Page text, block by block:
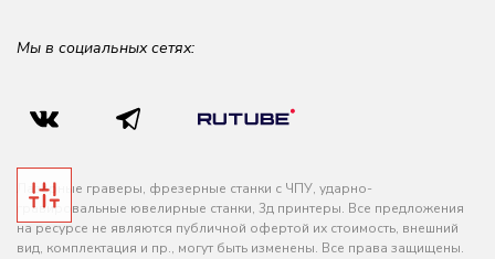
Мы в социальных сетях:
Лазерные граверы, фрезерные станки с ЧПУ, ударно-
гравировальные ювелирные станки, 3д принтеры. Все предложения
на ресурсе не являются публичной офертой их стоимость, внешний
вид, комплектация и пр., могут быть изменены. Все права защищены.